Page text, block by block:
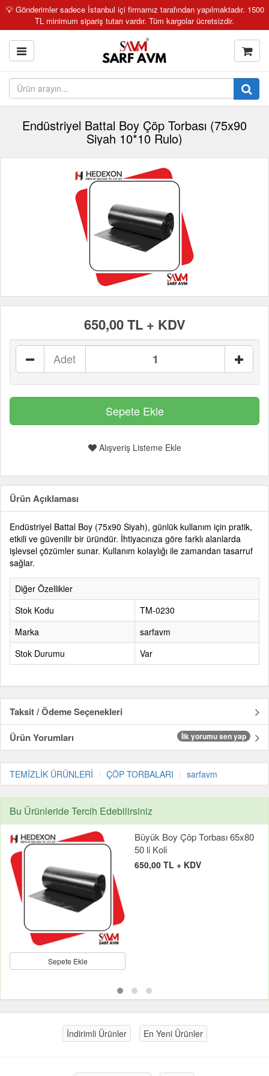
💡 Gönderimler sadece İstanbul içi firmamız tarafından yapılmaktadır. 1500
TL minimum sipariş tutarı vardır. Tüm kargolar ücretsizdir.
Endüstriyel Battal Boy Çöp Torbası (75x90
Siyah 10*10 Rulo)
650,00 TL + KDV
Adet
Alışveriş Listeme Ekle
Ürün Açıklaması
Endüstriyel Battal Boy (75x90 Siyah), günlük kullanım için pratik,
etkili ve güvenilir bir üründür. İhtiyacınıza göre farklı alanlarda
işlevsel çözümler sunar. Kullanım kolaylığı ile zamandan tasarruf
sağlar.
Diğer Özellikler
Stok Kodu
TM-0230
Marka
sarfavm
Stok Durumu
Var
Taksit / Ödeme Seçenekleri
Ürün Yorumları
İlk yorumu sen yap
TEMİZLİK ÜRÜNLERİ ÇÖP TORBALARI sarfavm
Bu Ürünleride Tercih Edebilirsiniz
Sepete Ekle
Büyük Boy Çöp Torbası 65x80
50 li Koli
650,00 TL + KDV
İndirimli Ürünler En Yeni Ürünler